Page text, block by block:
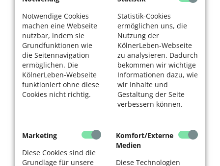
Notwendige Cookies
machen eine Webseite
nutzbar, indem sie
Grundfunktionen wie
die Seitennavigation
ermöglichen. Die
KölnerLeben-Webseite
funktioniert ohne diese
Cookies nicht richtig.
Statistik-Cookies
ermöglichen uns, die
Nutzung der
KölnerLeben-Webseite
zu analysieren. Dadurch
bekommen wir wichtige
Informationen dazu, wie
wir Inhalte und
Gestaltung der Seite
verbessern können.
Marketing
Diese Cookies sind die
Grundlage für unsere
Komfort/Externe
Medien
Diese Technologien